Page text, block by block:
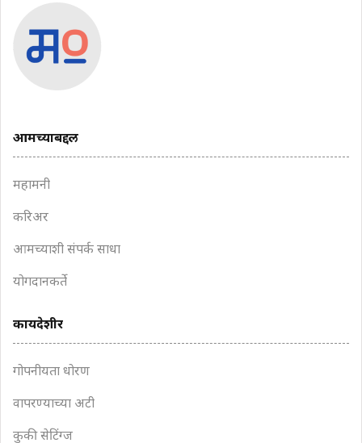
आमच्याबद्दल
महामनी
करिअर
आमच्याशी संपर्क साधा
योगदानकर्ते
कायदेशीर
गोपनीयता धोरण
वापरण्याच्या अटी
कुकी सेटिंग्ज